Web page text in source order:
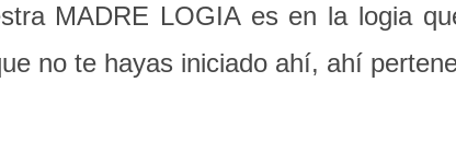
MADRE LOGIA es en la logia
no te hayas iniciado ahí, ahí